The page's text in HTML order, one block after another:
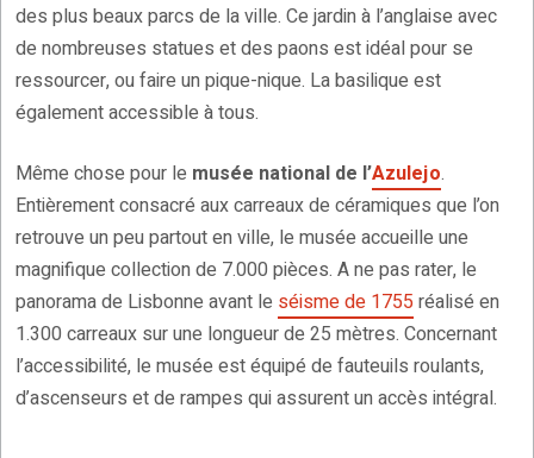
des plus beaux parcs de la ville. Ce jardin à l’anglaise avec
de nombreuses statues et des paons est idéal pour se
ressourcer, ou faire un pique-nique. La basilique est
également accessible à tous.
Même chose pour le musée national de l’Azulejo.
Entièrement consacré aux carreaux de céramiques que l’on
retrouve un peu partout en ville, le musée accueille une
magnifique collection de 7.000 pièces. A ne pas rater, le
panorama de Lisbonne avant le séisme de 1755 réalisé en
1.300 carreaux sur une longueur de 25 mètres. Concernant
l’accessibilité, le musée est équipé de fauteuils roulants,
d’ascenseurs et de rampes qui assurent un accès intégral.